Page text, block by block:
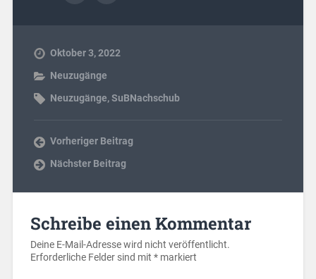
Oktober 3, 2022
Neuzugänge
Neuzugänge,SuBNachschub
Vorheriger Beitrag
Nächster Beitrag
Schreibe einen Kommentar
Deine E-Mail-Adresse wird nicht veröffentlicht.
Erforderliche Felder sind mit *markiert